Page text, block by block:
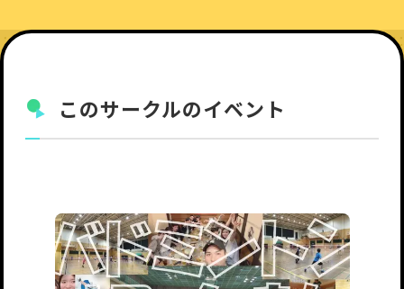
このサークルのイベント